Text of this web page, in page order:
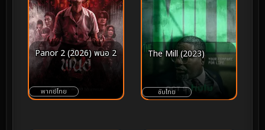
Panor 2 (2026) พนอ 2
พากย์ไทย
The Mill (2023)
ซับไทย